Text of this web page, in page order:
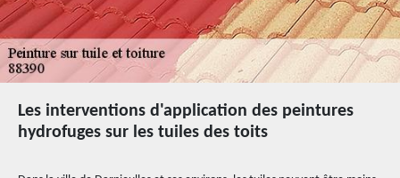
Les interventions d'application des peintures
hydrofuges sur les tuiles des toits